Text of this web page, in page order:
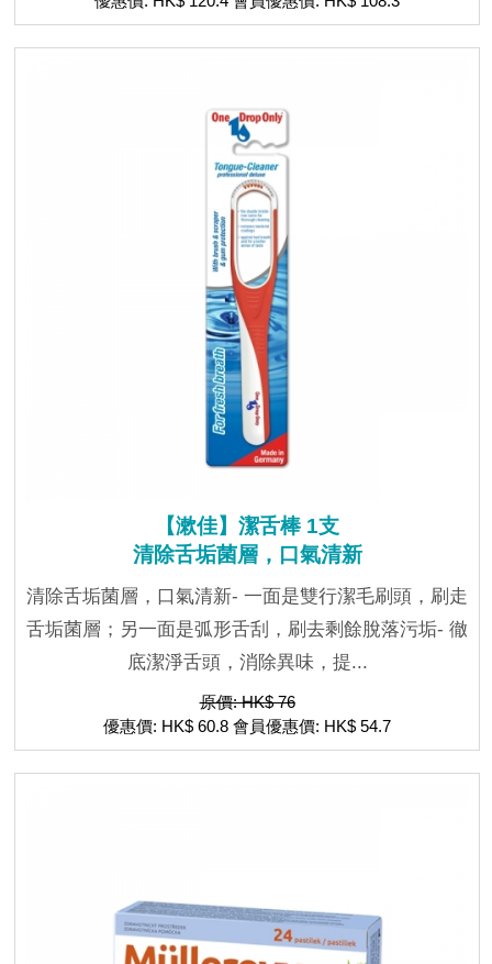
【漱佳】潔舌棒 1支
清除舌垢菌層，口氣清新
清除舌垢菌層，口氣清新- 一面是雙行潔毛刷頭，刷走
舌垢菌層；另一面是弧形舌刮，刷去剩餘脫落污垢- 徹
底潔淨舌頭，消除異味，提...
原價: HK$ 76
優惠價: HK$ 60.8 會員優惠價: HK$ 54.7